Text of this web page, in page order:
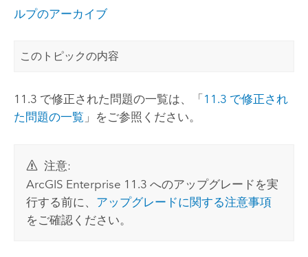
ルプのアーカイブ
このトピックの内容
11.3 で修正された問題の一覧は、「 11.3 で修正され
た問題の一覧 」をご参照ください。
注意:
ArcGIS Enterprise 11.3 へのアップグレードを実
行する前に、 アップグレードに関する注意事項
をご確認ください。